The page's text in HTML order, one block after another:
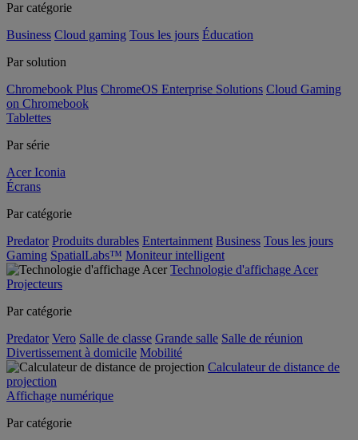
Par catégorie
Business Cloud gaming Tous les jours Éducation
Par solution
Chromebook Plus ChromeOS Enterprise Solutions Cloud Gaming
on Chromebook
Tablettes
Par série
Acer Iconia
Écrans
Par catégorie
Predator Produits durables Entertainment Business Tous les jours
Gaming SpatialLabs™ Moniteur intelligent
Technologie d'affichage Acer
Projecteurs
Par catégorie
Predator Vero Salle de classe Grande salle Salle de réunion
Divertissement à domicile Mobilité
Calculateur de distance de
projection
Affichage numérique
Par catégorie